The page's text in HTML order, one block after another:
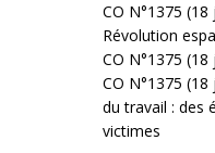
CO N°1375
Révolution
CO N°1375
CO N°1375
du travail : des
victimes